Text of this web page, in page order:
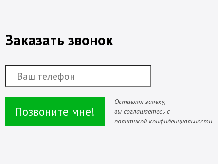
Заказать звонок
Позвоните мне!
Оставляя заявку,
вы соглашаетесь с
политикой конфиденциальности